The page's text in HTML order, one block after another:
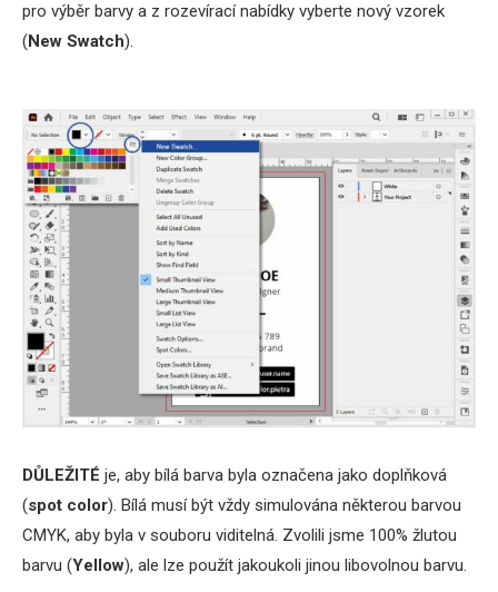
pro výběr barvy a z rozevírací nabídky vyberte nový vzorek
(New Swatch).
DŮLEŽITÉ je, aby bílá barva byla označena jako doplňková
(spot color). Bílá musí být vždy simulována některou barvou
CMYK, aby byla v souboru viditelná. Zvolili jsme 100% žlutou
barvu (Yellow), ale lze použít jakoukoli jinou libovolnou barvu.